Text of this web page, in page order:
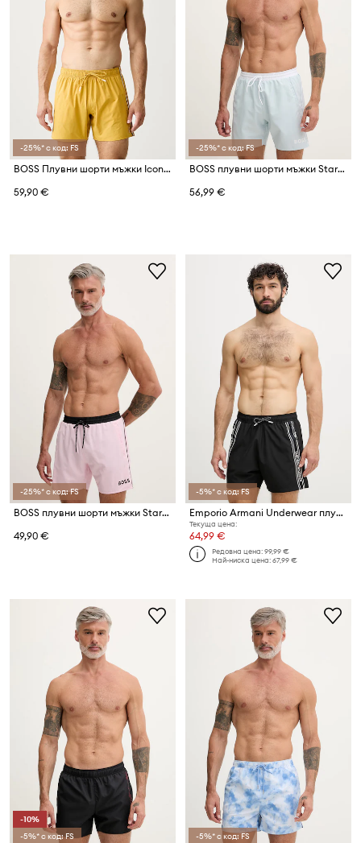
-25%* с код: FS
BOSS Плувни шорти мъжки Iconic
59,90 €
-25%* с код: FS
BOSS плувни шорти мъжки Starfish
56,99 €
-25%* с код: FS
BOSS плувни шорти мъжки Starfish
49,90 €
-5%* с код: FS
Emporio Armani Underwear плувни шорти мъжки
Текуща цена:
64,99 €
Редовна цена:99,99 €
Най-ниска цена:67,99 €
-10%
-5%* с код: FS
-5%* с код: FS